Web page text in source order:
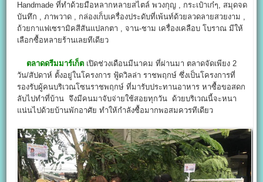
Handmade ที่ทำด้วยมือหลากหลายสไตล์ พวงกุญ , กระเป๋าเก๋ๆ, สมุดจด
บันทึก , ภาพวาด , กล่องเก็บเครื่องประดับที่เพ้นท์ด้วยลวดลายสวยงาม ,
ถ้วยกาแฟเซรามิคสีสันแปลกตา , จาน-ชาม เครื่องเคลือบ โบราณ มีให้
เลือกซื้อหลายร้านเลยทีเดียว
ตลาดดรีมมาร์เก็ต เปิดช่วงเดือนมีนาคม ที่ผ่านมา ตลาดจัดเพียง 2
วัน/สัปดาห์ ตั้งอยู่ในโครงการ ฟู้ดวิลล่า ราชพฤกษ์ ซึ่งเป็นโครงการที่
รองรับผู้คนบริเวณโซนราชพฤกษ์ ที่มารับประทานอาหาร หาซื้อขอสดก
ลับไปทำที่บ้าน จึงมีคนมาจับจ่ายใช้สอยทุกวัน ด้วยบริเวณนี้จะหนา
แน่นไปด้วยบ้านพักอาศัย ทำให้กำลังซื้อมากพอสมควรทีเดียว